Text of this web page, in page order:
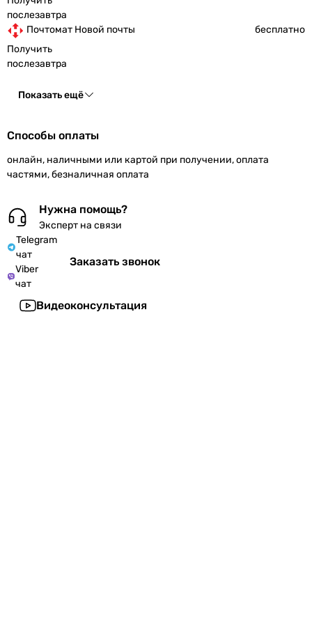
послезавтра
Почтомат Новой почты
бесплатно
Получить
послезавтра
Показать ещё
Способы оплаты
онлайн, наличными или картой при получении, оплата
частями, безналичная оплата
Нужна помощь?
Эксперт на связи
Telegram
чат
Viber
чат
Заказать звонок
Видеоконсультация